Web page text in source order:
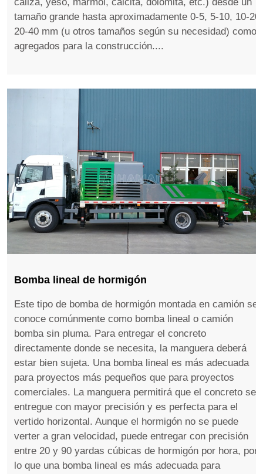
tamaño grande hasta aproximadamente 0-5, 5-10, 10-20,
20-40 mm (u otros tamaños según su necesidad) como
agregados para la construcción....
Bomba lineal de hormigón
Este tipo de bomba de hormigón montada en camión se
conoce comúnmente como bomba lineal o camión
bomba sin pluma. Para entregar el concreto
directamente donde se necesita, la manguera deberá
estar bien sujeta. Una bomba lineal es más adecuada
para proyectos más pequeños que para proyectos
comerciales. La manguera permitirá que el concreto se
entregue con mayor precisión y es perfecta para el
vertido horizontal. Aunque el hormigón no se puede
verter a gran velocidad, puede entregar con precisión
entre 20 y 90 yardas cúbicas de hormigón por hora, por
lo que una bomba lineal es más adecuada para